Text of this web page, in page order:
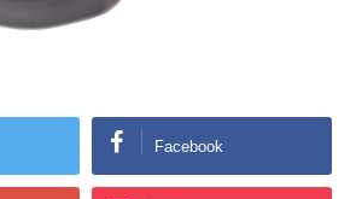
Facebook